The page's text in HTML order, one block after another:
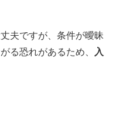
夫ですが、条件が曖昧
る恐れがあるため、 入